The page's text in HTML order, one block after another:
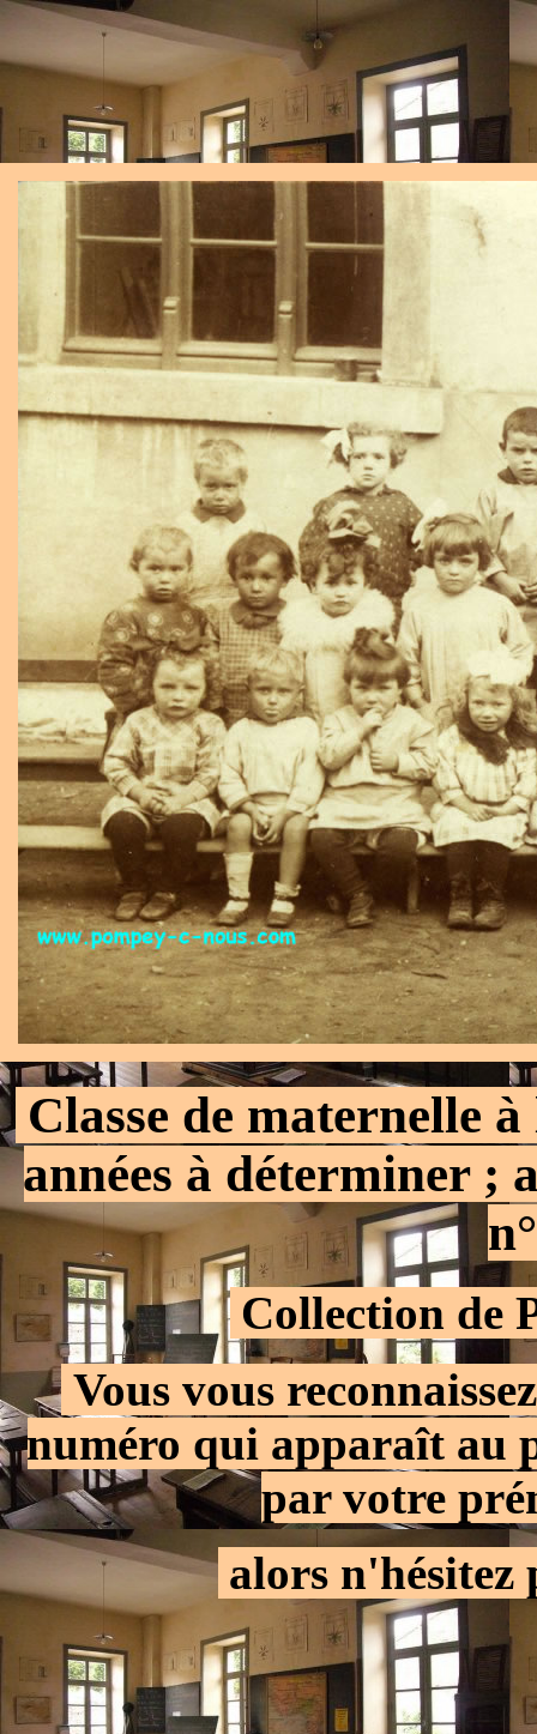
Classe de maternelle
années à déterminer ;
. Collection de
Vous vous
numéro qui apparaît au
par votre
. alors n'hésitez